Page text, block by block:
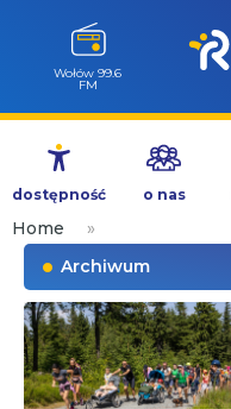
Przejdź
treści
Wołów 99.6
FM
dostępność o nas
Home
»
Archiwum